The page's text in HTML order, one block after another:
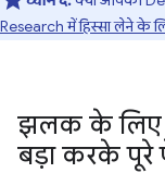
Research में हिस्सा लेने के
झलक के लिए
बड़ा करके पूरे